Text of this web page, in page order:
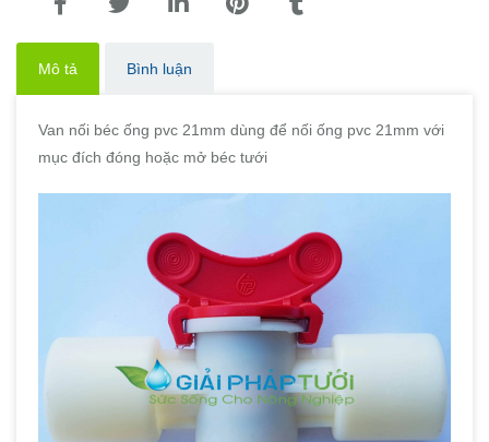
Mô tả Bình luận
Van nối béc ống pvc 21mm dùng để nối ống pvc 21mm với
mục đích đóng hoặc mở béc tưới